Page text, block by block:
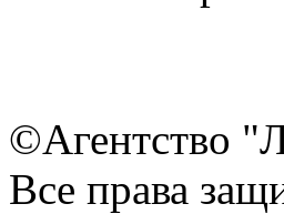
©Агентство
Все права